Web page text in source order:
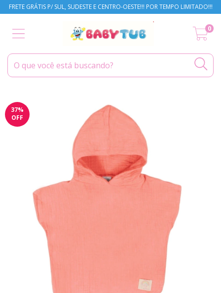
FRETE GRÁTIS P/ SUL, SUDESTE E CENTRO-OESTE!!! POR TEMPO LIMITADO!!!
0
37%
OFF